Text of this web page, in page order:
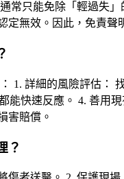
常只能免除「輕過失
定無效。因此，免責
1. 詳細的風險評估：
能快速反應。 4. 善用
害賠償。
？